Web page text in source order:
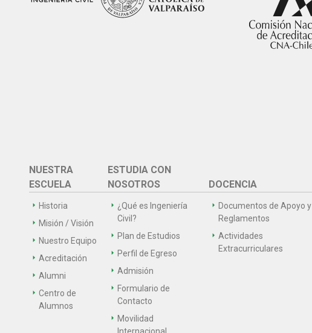
NUESTRA
ESCUELA
Historia
Misión / Visión
Nuestro Equipo
Acreditación
Alumni
Centro de
Alumnos
ESTUDIA CON
NOSOTROS
¿Qué es Ingeniería
Civil?
Plan de Estudios
Perfil de Egreso
Admisión
Formulario de
Contacto
Movilidad
DOCENCIA
Documentos de Apoyo y
Reglamentos
Actividades
Extracurriculares